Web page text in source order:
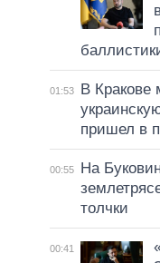
01:53
В Кракове
пришел в
00:55
На
толчки
00:41